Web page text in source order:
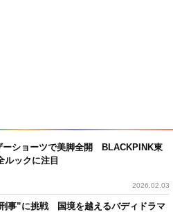
ーショーツで美脚全開 BLACKPINK東
ルックに注目
2026.02.03
事”に挑戦 国境を越えるバディドラマ